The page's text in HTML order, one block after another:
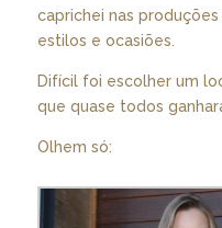
caprichei nas
estilos e ocasiões.
Difícil foi escolher um
que quase todos
Olhem só: